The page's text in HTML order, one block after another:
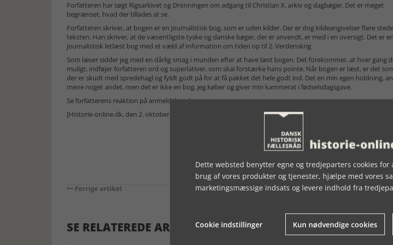
Forfatteren har søgt Rigsarkivet og Dronningen om adgang til Christian X. arkiv og dagbøger. Det er meget
begrænset, hvad der tillades at se.
Forfatteren skriver, at bogen er en journalistisk bog, som er uden kilder. Der er dog kildeangivelser flere
teksten. Han skriver, at de væsentligste tyske og danske bøger, der er anvendt, er med i en oversigt. Det er en
journalistisk letlæst bog med et væld af information om tiden op til 2. Verdenskrig.
Som læser sidder jeg med en dårlig smag i munden efter at have læst bogen. Det forekommer, at hver gang
muligt, indføjer forfatteren ord og superlativer, som skal forstærke hans pointe. Når bogen er læst, er det
der er skudt med spredehagl og fyldt godt på for at få pakket det hele godt ind. Det en min egen holdning,
mene noget andet, men det er ikke en bog, jeg køber og giver min kammerat i fødselsdagsgave.
Se forfatterens reaktion på anmeldelsen her
[Historie-online.dk, den 2. oktober 2024]
Forrige artikel
SE RELATEREDE ARTIKLER
Dette websted benytter egne og tredjeparters cookies
brug af vores produkter og tjenester, hjælpe med vores
marketingsmæssige indsats og levere indhold fra
Cookie indstillinger Kun nødvendige cookies